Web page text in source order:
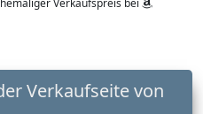
Verkaufspreis bei